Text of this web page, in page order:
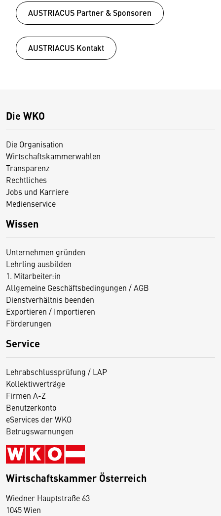
AUSTRIACUS Partner & Sponsoren
AUSTRIACUS Kontakt
Die WKO
Die Organisation
Wirtschaftskammerwahlen
Transparenz
Rechtliches
Jobs und Karriere
Medienservice
Wissen
Unternehmen gründen
Lehrling ausbilden
1. Mitarbeiter:in
Allgemeine Geschäftsbedingungen / AGB
Dienstverhältnis beenden
Exportieren / Importieren
Förderungen
Service
Lehrabschlussprüfung / LAP
Kollektivverträge
Firmen A-Z
Benutzerkonto
eServices der WKO
Betrugswarnungen
Wirtschaftskammer Österreich
Wiedner Hauptstraße 63
1045 Wien
D